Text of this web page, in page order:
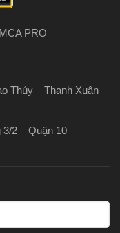
PRO
Thúy – Thanh Xuân –
2 – Quận 10 –